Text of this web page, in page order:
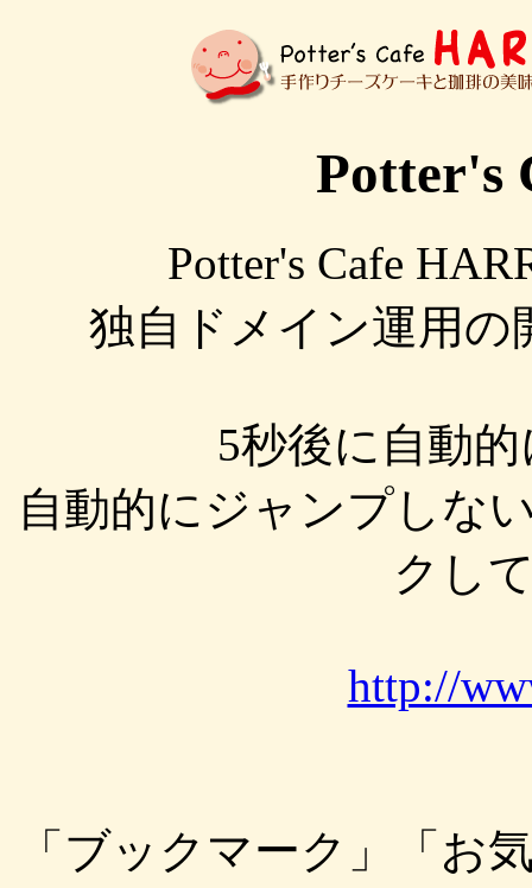
Potter's
Potter's Cafe
独自ドメイン運用の
5秒後に自動
自動的にジャンプしな
クし
http://
「ブックマーク」「お